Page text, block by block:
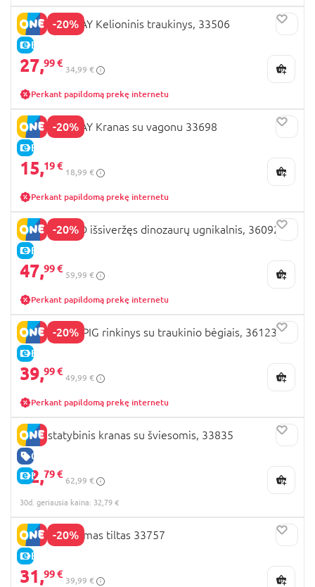
-20%
E-KAINA
BRIO RAILWAY Kelioninis traukinys, 33506
27,99 €
34,99 €
Perkant papildomą prekę internetu
-20%
E-KAINA
BRIO RAILWAY Kranas su vagonu 33698
15,19 €
18,99 €
Perkant papildomą prekę internetu
-20%
E-KAINA
BRIO WORLD išsiveržęs dinozaurų ugnikalnis, 36092
47,99 €
59,99 €
Perkant papildomą prekę internetu
-20%
E-KAINA
BRIO PEPPA PIG rinkinys su traukinio bėgiais, 36123
39,99 €
49,99 €
Perkant papildomą prekę internetu
GERA KAINA
E-KAINA
BRIO statybinis kranas su šviesomis, 33835
32,79 €
62,99 €
30d. geriausia kaina: 32,79 €
-20%
E-KAINA
BRIO pakeliamas tiltas 33757
31,99 €
39,99 €